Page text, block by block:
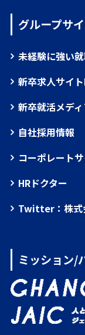
グループサ
未経験に強い
新卒求人サイ
新卒就活メデ
自社採用情報
コーポレート
HRドクター
Twitter：株式
ミッション/